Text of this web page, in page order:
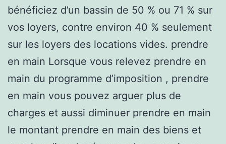
bénéficiez d’un bassin de 50 % ou 71 % sur
vos loyers, contre environ 40 % seulement
sur les loyers des locations vides. prendre
en main Lorsque vous relevez prendre en
main du programme d’imposition , prendre
en main vous pouvez arguer plus de
charges et aussi diminuer prendre en main
le montant prendre en main des biens et